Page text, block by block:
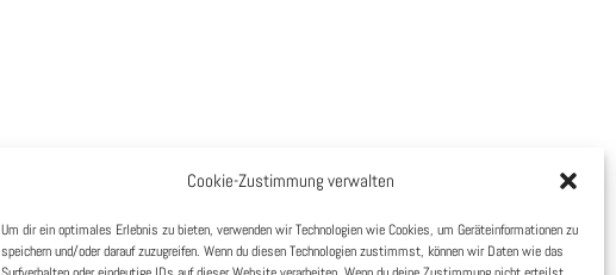
Cookie-Zustimmung verwalten
Um dir ein optimales Erlebnis zu bieten, verwenden wir Technologien wie Cookies, um Geräteinformationen zu
speichern und/oder darauf zuzugreifen. Wenn du diesen Technologien zustimmst, können wir Daten wie das